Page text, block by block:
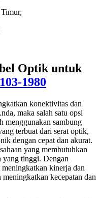
Optik untuk
1980
konektivitas dan
maka salah satu opsi
menggunakan sambung
terbuat dari serat optik,
dengan cepat dan akurat.
yang membutuhkan
yang tinggi. Dengan
kinerja dan
kecepatan dan